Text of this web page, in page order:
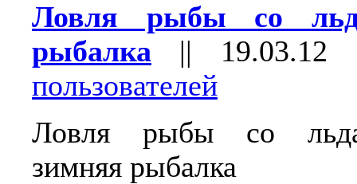
Ловля рыбы со
рыбалка || 19.03.12
пользователей
Ловля рыбы со
зимняя рыбалка